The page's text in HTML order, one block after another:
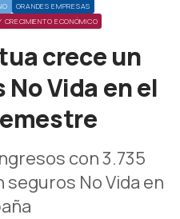
GRANDES EMPRESAS
ECONÓMICO
crece un
No Vida en el
con 3.735
No Vida en